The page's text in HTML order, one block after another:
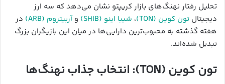
تحلیل رفتار نهنگ‌های بازار کریپتو نشان می‌دهد که سه ارز
دیجیتال تون‌ کوین (TON) ، شیبا اینو (SHIB) وآربیتروم (ARB)
در
هفته گذشته به محبوب‌ترین دارایی‌ها در میان این بازیگران بزرگ
تبدیل شده‌اند.
تون‌ کوین (TON): انتخاب جذاب نهنگ‌ها